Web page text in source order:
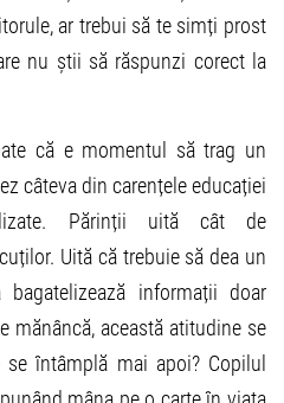
ar trebui să te simți prost
nu știi să răspunzi corect la
că e momentul să trag un
câteva din carențele educației
Părinții uită cât de
Uită că trebuie să dea un
informații doar
mănâncă, această atitudine se
întâmplă mai apoi? Copilul